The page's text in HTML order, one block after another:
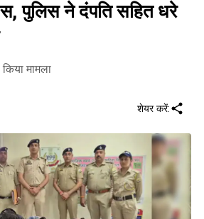
पुलिस ने दंपति सहित धरे
मामला
शेयर करें: